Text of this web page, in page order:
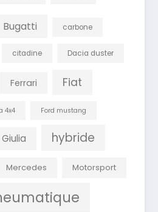
Bugatti carbone
citadine Dacia duster
Ferrari Fiat
4x4 Ford mustang
Giulia hybride
Mercedes Motorsport